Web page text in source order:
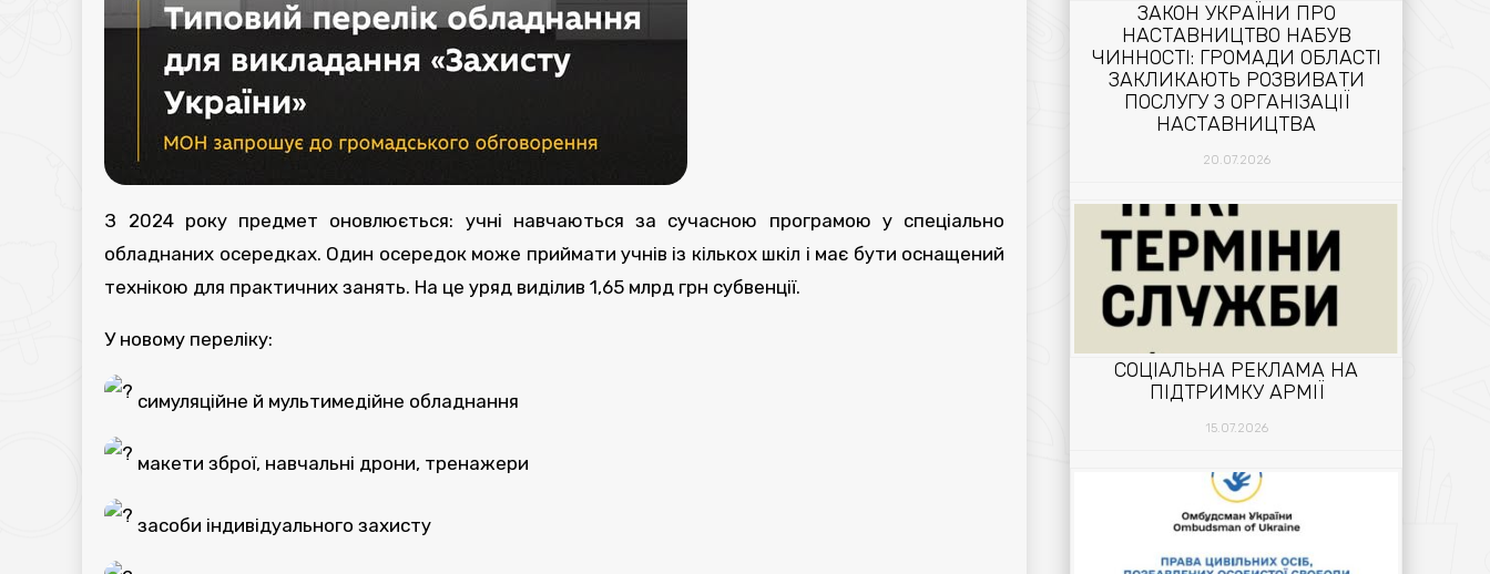
З 2024 року предмет оновлюється: учні навчаються за сучасною програмою у спеціально
обладнаних осередках. Один осередок може приймати учнів із кількох шкіл і має бути оснащений
технікою для практичних занять. На це уряд виділив 1,65 млрд грн субвенції.
У новому переліку:
симуляційне й мультимедійне обладнання
макети зброї, навчальні дрони, тренажери
засоби індивідуального захисту
ЗАКОН УКРАЇНИ ПРО
НАСТАВНИЦТВО НАБУВ
ЧИННОСТІ: ГРОМАДИ ОБЛАСТІ
ЗАКЛИКАЮТЬ РОЗВИВАТИ
ПОСЛУГУ З ОРГАНІЗАЦІЇ
НАСТАВНИЦТВА
20.07.2026
СОЦІАЛЬНА РЕКЛАМА НА
ПІДТРИМКУ АРМІЇ
15.07.2026